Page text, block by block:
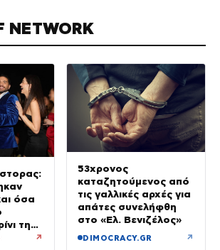
NETWORK
όσα
της
το
↗
53χρονος
καταζητούμενος από
τις γαλλικές αρχές για
απάτες συνελήφθη
στο «Ελ. Βενιζέλος»
DIMOCRACY.GR ↗